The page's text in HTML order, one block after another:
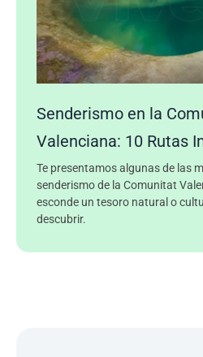
Senderismo en la
Valenciana: 10 Rutas
Te presentamos algunas de las
senderismo de la Comunitat
esconde un tesoro natural o
descubrir.